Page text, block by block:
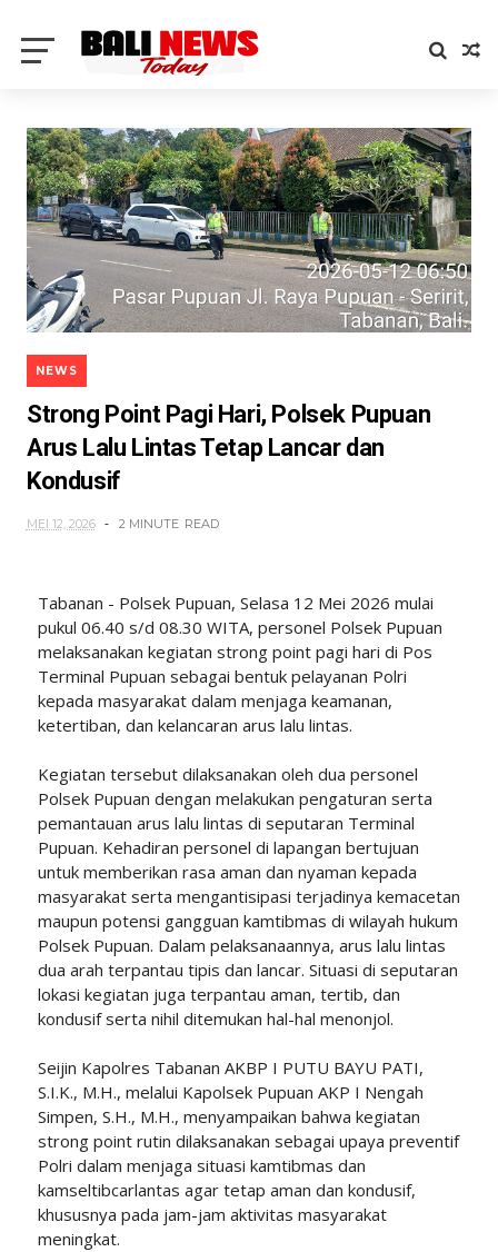
NEWS
Strong Point Pagi Hari, Polsek Pupuan
Arus Lalu Lintas Tetap Lancar dan
Kondusif
MEI 12, 2026 2 MINUTE READ
Tabanan - Polsek Pupuan, Selasa 12 Mei 2026 mulai
pukul 06.40 s/d 08.30 WITA, personel Polsek Pupuan
melaksanakan kegiatan strong point pagi hari di Pos
Terminal Pupuan sebagai bentuk pelayanan Polri
kepada masyarakat dalam menjaga keamanan,
ketertiban, dan kelancaran arus lalu lintas.
Kegiatan tersebut dilaksanakan oleh dua personel
Polsek Pupuan dengan melakukan pengaturan serta
pemantauan arus lalu lintas di seputaran Terminal
Pupuan. Kehadiran personel di lapangan bertujuan
untuk memberikan rasa aman dan nyaman kepada
masyarakat serta mengantisipasi terjadinya kemacetan
maupun potensi gangguan kamtibmas di wilayah hukum
Polsek Pupuan. Dalam pelaksanaannya, arus lalu lintas
dua arah terpantau tipis dan lancar. Situasi di seputaran
lokasi kegiatan juga terpantau aman, tertib, dan
kondusif serta nihil ditemukan hal-hal menonjol.
Seijin Kapolres Tabanan AKBP I PUTU BAYU PATI,
S.I.K., M.H., melalui Kapolsek Pupuan AKP I Nengah
Simpen, S.H., M.H., menyampaikan bahwa kegiatan
strong point rutin dilaksanakan sebagai upaya preventif
Polri dalam menjaga situasi kamtibmas dan
kamseltibcarlantas agar tetap aman dan kondusif,
khususnya pada jam-jam aktivitas masyarakat
meningkat.